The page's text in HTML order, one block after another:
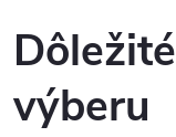
s
u
výberu